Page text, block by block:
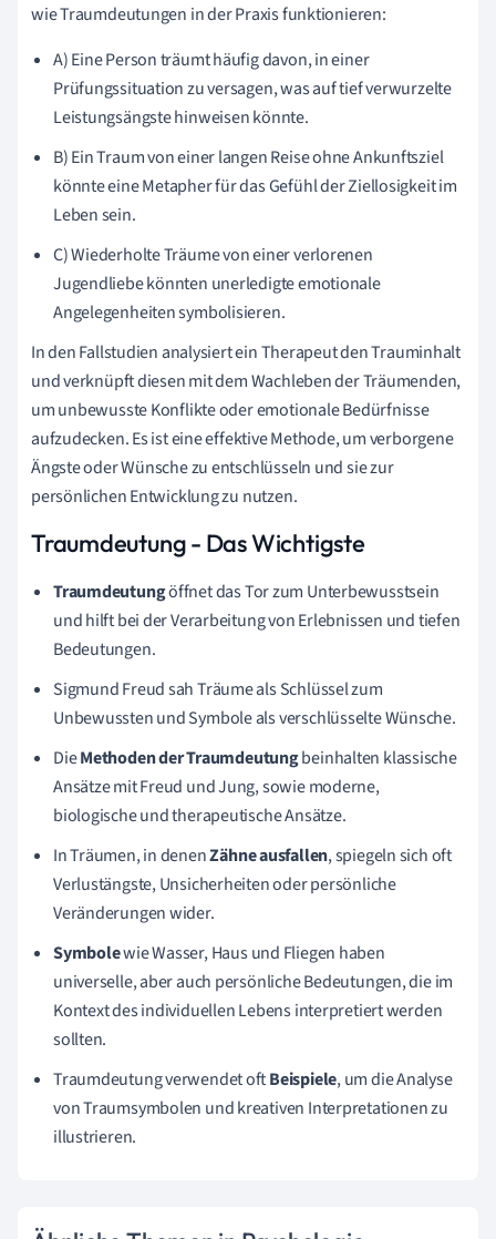
wie Traumdeutungen in der Praxis funktionieren:
A) Eine Person träumt häufig davon, in einer
Prüfungssituation zu versagen, was auf tief verwurzelte
Leistungsängste hinweisen könnte.
B) Ein Traum von einer langen Reise ohne Ankunftsziel
könnte eine Metapher für das Gefühl der Ziellosigkeit im
Leben sein.
C) Wiederholte Träume von einer verlorenen
Jugendliebe könnten unerledigte emotionale
Angelegenheiten symbolisieren.
In den Fallstudien analysiert ein Therapeut den Trauminhalt
und verknüpft diesen mit dem Wachleben der Träumenden,
um unbewusste Konflikte oder emotionale Bedürfnisse
aufzudecken. Es ist eine effektive Methode, um verborgene
Ängste oder Wünsche zu entschlüsseln und sie zur
persönlichen Entwicklung zu nutzen.
Traumdeutung - Das Wichtigste
Traumdeutungöffnet das Tor zum Unterbewusstsein
und hilft bei der Verarbeitung von Erlebnissen und tiefen
Bedeutungen.
Sigmund Freud sah Träume als Schlüssel zum
Unbewussten und Symbole als verschlüsselte Wünsche.
DieMethoden der Traumdeutungbeinhalten klassische
Ansätze mit Freud und Jung, sowie moderne,
biologische und therapeutische Ansätze.
In Träumen, in denenZähne ausfallen, spiegeln sich oft
Verlustängste, Unsicherheiten oder persönliche
Veränderungen wider.
Symbolewie Wasser, Haus und Fliegen haben
universelle, aber auch persönliche Bedeutungen, die im
Kontext des individuellen Lebens interpretiert werden
sollten.
Traumdeutung verwendet oftBeispiele, um die Analyse
von Traumsymbolen und kreativen Interpretationen zu
illustrieren.